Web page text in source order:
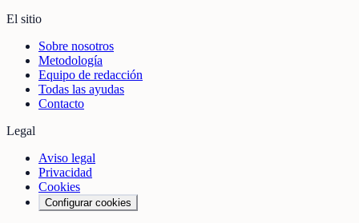
El sitio
Sobre nosotros
Metodología
Equipo de redacción
Todas las ayudas
Contacto
Legal
Aviso legal
Privacidad
Cookies
Configurar cookies